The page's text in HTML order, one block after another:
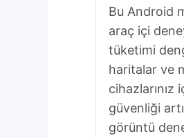
Bu Android
araç içi
tüketimi
haritalar ve
güvenliği
görüntü